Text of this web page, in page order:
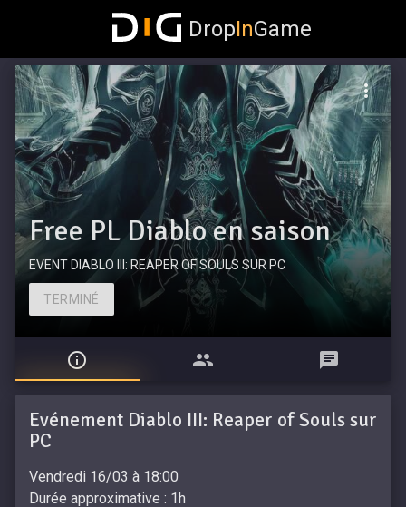
DropInGame
Free PL Diablo en saison
EVENT DIABLO III: REAPER OF SOULS SUR PC
TERMINÉ
Evénement Diablo III: Reaper of Souls sur
PC
Vendredi 16/03 à 18:00
Durée approximative : 1h